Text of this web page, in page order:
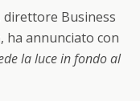
direttore Business
ha annunciato con
la luce in fondo al